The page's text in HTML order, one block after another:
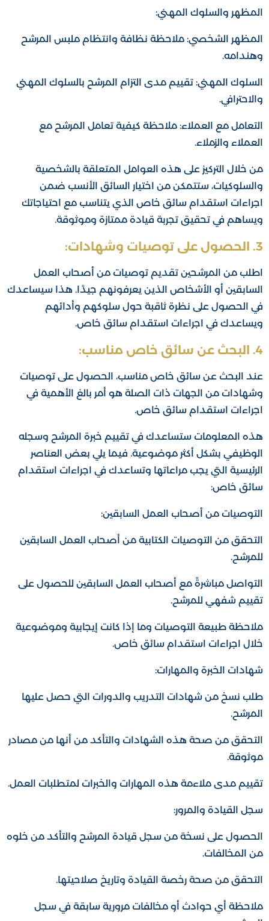
المظهر والسلوك المهني:
المظهر الشخصي: ملاحظة نظافة وانتظام ملبس المرشح
وهندامه.
السلوك المهني: تقييم مدى التزام المرشح بالسلوك المهني
والاحترافي.
التعامل مع العملاء: ملاحظة كيفية تعامل المرشح مع
العملاء والزملاء.
من خلال التركيز على هذه العوامل المتعلقة بالشخصية
والسلوكيات، ستتمكن من اختيار السائق الأنسب ضمن
اجراءات استقدام سائق خاص الذي يتناسب مع احتياجاتك
ويساهم في تحقيق تجربة قيادة ممتازة وموثوقة.
3. الحصول على توصيات وشهادات:
اطلب من المرشحين تقديم توصيات من أصحاب العمل
السابقين أو الأشخاص الذين يعرفونهم جيدًا. هذا سيساعدك
في الحصول على نظرة ثاقبة حول سلوكهم وأدائهم
ويساعدك في اجراءات استقدام سائق خاص.
4. البحث عن سائق خاص مناسب:
عند البحث عن سائق خاص مناسب، الحصول على توصيات
وشهادات من الجهات ذات الصلة هو أمر بالغ الأهمية في
اجراءات استقدام سائق خاص.
هذه المعلومات ستساعدك في تقييم خبرة المرشح وسجله
الوظيفي بشكل أكثر موضوعية. فيما يلي بعض العناصر
الرئيسية التي يجب مراعاتها وتساعدك في اجراءات استقدام
سائق خاص:
التوصيات من أصحاب العمل السابقين:
التحقق من التوصيات الكتابية من أصحاب العمل السابقين
للمرشح.
التواصل مباشرةً مع أصحاب العمل السابقين للحصول على
تقييم شفهي للمرشح.
ملاحظة طبيعة التوصيات وما إذا كانت إيجابية وموضوعية
خلال اجراءات استقدام سائق خاص.
شهادات الخبرة والمهارات:
طلب نسخ من شهادات التدريب والدورات التي حصل عليها
المرشح.
التحقق من صحة هذه الشهادات والتأكد من أنها من مصادر
موثوقة.
تقييم مدى ملاءمة هذه المهارات والخبرات لمتطلبات العمل.
سجل القيادة والمرور:
الحصول على نسخة من سجل قيادة المرشح والتأكد من خلوه
من المخالفات.
التحقق من صحة رخصة القيادة وتاريخ صلاحيتها.
ملاحظة أي حوادث أو مخالفات مرورية سابقة في سجل